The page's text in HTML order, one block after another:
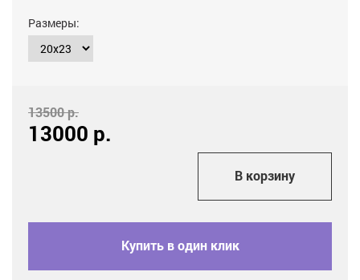
Размеры:
13500 р.
13000 р.
В корзину
Купить в один клик